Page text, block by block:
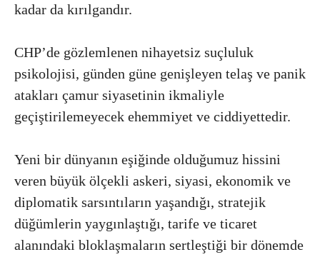
kadar da kırılgandır.
CHP’de gözlemlenen nihayetsiz suçluluk
psikolojisi, günden güne genişleyen telaş ve panik
atakları çamur siyasetinin ikmaliyle
geçiştirilemeyecek ehemmiyet ve ciddiyettedir.
Yeni bir dünyanın eşiğinde olduğumuz hissini
veren büyük ölçekli askeri, siyasi, ekonomik ve
diplomatik sarsıntıların yaşandığı, stratejik
düğümlerin yaygınlaştığı, tarife ve ticaret
alanındaki bloklaşmaların sertleştiği bir dönemde